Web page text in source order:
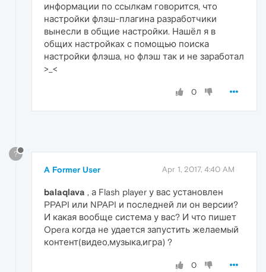
информации по ссылкам говорится, что
настройки флэш-плагина разработчики
вынесли в общие настройки. Нашёл я в
общих настройках с помощью поиска
настройки флэша, но флэш так и не заработал
>_<
0
?
A Former User Apr 1, 2017, 4:40 AM
balaqlava , а Flash player у вас установлен
PPAPI или NPAPI и последней ли он версии?
И какая вообще система у вас? И что пишет
Opera когда не удается запустить желаемый
контент(видео,музыка,игра) ?
0